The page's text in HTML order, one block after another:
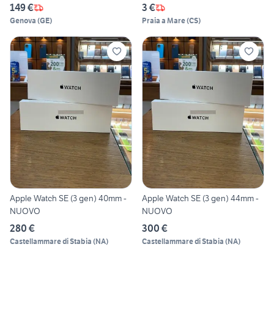
149 €
Genova (GE)
3 €
Praia a Mare(CS)
Apple Watch SE (3 gen) 40mm -
NUOVO
280 €
Castellammare di Stabia (NA)
Apple Watch SE (3 gen) 44mm -
NUOVO
300 €
Castellammare di Stabia (NA)